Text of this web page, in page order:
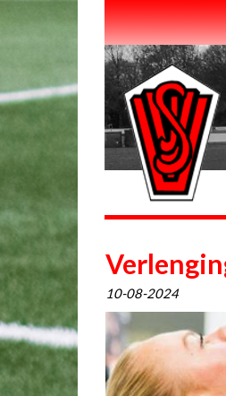
10-08-2024